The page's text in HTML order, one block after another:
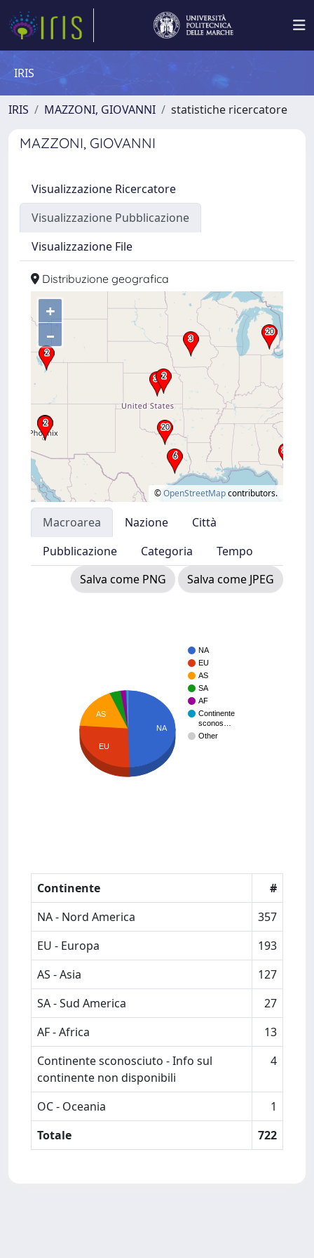
IRIS
IRIS MAZZONI, GIOVANNI statistiche ricercatore
MAZZONI, GIOVANNI
Visualizzazione Ricercatore
Visualizzazione Pubblicazione
Visualizzazione File
Distribuzione geografica
+
–
©OpenStreetMapcontributors.
Macroarea Nazione
Città
Pubblicazione
Categoria
Tempo
Salva come PNG
Salva come JPEG
NA
EU
AS
SA
AF
Continente
sconos…
Other
NA
AS
EU
Continente
#
NA - Nord America
357
EU - Europa
193
AS - Asia
127
SA - Sud America
27
AF - Africa
13
Continente sconosciuto - Info sul
continente non disponibili
4
OC - Oceania
1
Totale
722